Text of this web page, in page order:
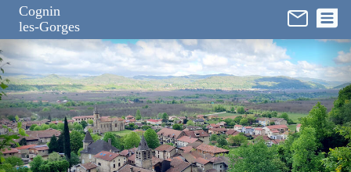
Cognin
les-Gorges
Panneau de gestion des cookies